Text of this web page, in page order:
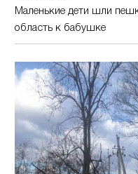
Маленькие дети шли
область к бабушке